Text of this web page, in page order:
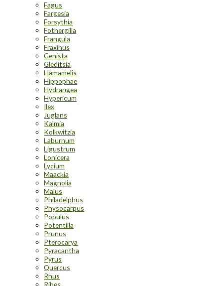
Fagus
Fargesia
Forsythia
Fothergilla
Frangula
Fraxinus
Genista
Gleditsia
Hamamelis
Hippophae
Hydrangea
Hypericum
Ilex
Juglans
Kalmia
Kolkwitzia
Laburnum
Ligustrum
Lonicera
Lycium
Maackia
Magnolia
Malus
Philadelphus
Physocarpus
Populus
Potentilla
Prunus
Pterocarya
Pyracantha
Pyrus
Quercus
Rhus